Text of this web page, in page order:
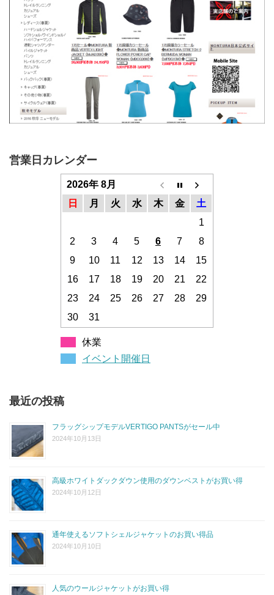
営業日カレンダー
2026年 8月
日
月 火 水 木 金
土
1
2
3 4 5 6 7
8
9
10 11 12 13 14
15
16
17 18 19 20 21
22
23
24 25 26 27 28
29
30
31
休業
イベント開催日
最近の投稿
フラッグシップモデルVERTIGO PANTSがセール中
2024年10月13日
高級ホワイトダックダウン使用のダウンベストがお買い得
2024年10月12日
通年使えるソフトシェルジャケットのお買い得品
2024年10月10日
人気のウールジャケットがお買い得